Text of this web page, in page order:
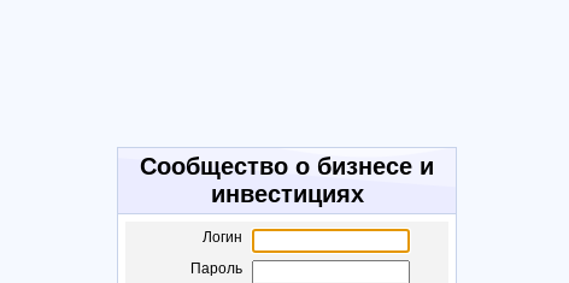
Сообщество о бизнесе и
инвестициях
Логин
Пароль